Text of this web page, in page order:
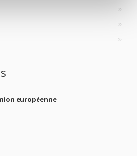
européenne